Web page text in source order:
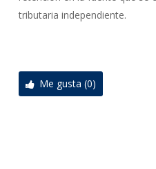
tributaria independiente.
Me gusta (0)